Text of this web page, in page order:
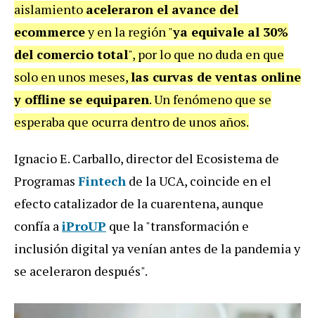
aislamiento aceleraron el avance del
ecommercey en la región "ya equivale al 30%
del comercio total", por lo que no duda en que
solo en unos meses,las curvas de ventas online
y offline se equiparen. Un fenómeno que se
esperaba que ocurra dentro de unos años.
Ignacio E. Carballo, director del Ecosistema de
Programas Fintech de la UCA, coincide en el
efecto catalizador de la cuarentena, aunque
confía aiProUP que la "transformación e
inclusión digital ya venían antes de la pandemia y
se aceleraron después".